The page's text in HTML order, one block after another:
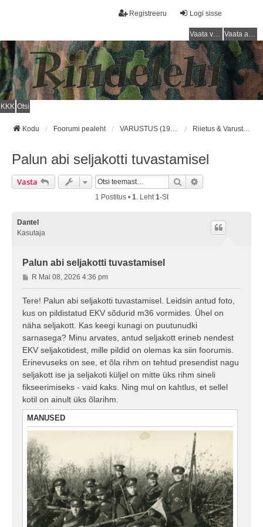
Logi sisse
Registreeru
Vaata vastamata teemasi Vaata aktiivseid teemasid
KKK Otsi
Kodu Foorumi pealeht VARUSTUS (1918 - 1940) / EQUIPMENT (1918 - 1940) Riietus & Varustus/Clothing & Equipment
Palun abi seljakotti tuvastamisel
Vasta Otsi
1 Postitus • 1. Leht1-st
Dantel
Kasutaja
Palun abi seljakotti tuvastamisel
P
o
s
i
t
u
s
R Mai 08, 2026 4:36 pm
Tere! Palun abi seljakotti tuvastamisel. Leidsin antud foto,
kus on pildistatud EKV sõdurid m36 vormides. Ühel on
näha seljakott. Kas keegi kunagi on puutunudki
sarnasega? Minu arvates, antud seljakott erineb nendest
EKV seljakotidest, mille pildid on olemas ka siin foorumis.
Erinevuseks on see, et õla rihm on tehtud presendist nagu
seljakott ise ja seljakoti küljel on mitte üks rihm sineli
fikseerimiseks - vaid kaks. Ning mul on kahtlus, et sellel
kotil on ainult üks õlarihm.
MANUSED